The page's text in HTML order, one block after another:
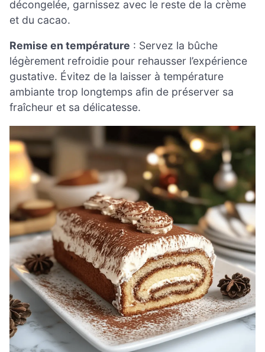
décongelée, garnissez avec le reste de la crème
et du cacao.
Remise en température : Servez la bûche
légèrement refroidie pour rehausser l’expérience
gustative. Évitez de la laisser à température
ambiante trop longtemps afin de préserver sa
fraîcheur et sa délicatesse.